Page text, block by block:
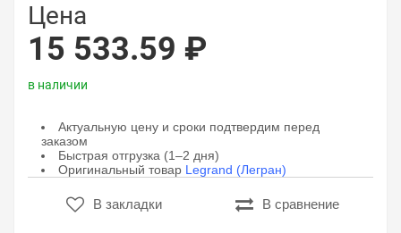
Цена
15 533.59 ₽
в наличии
Актуальную цену и сроки подтвердим перед
заказом
Быстрая отгрузка (1–2 дня)
Оригинальный товар Legrand (Легран)
В закладки В сравнение